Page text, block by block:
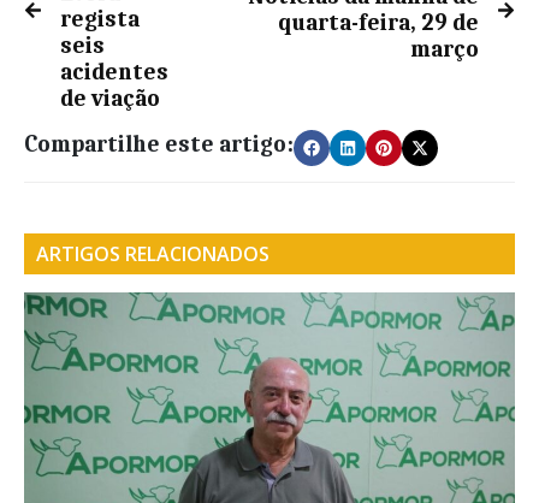
regista
seis
acidentes
de viação
quarta-feira, 29 de
março
Compartilhe este artigo:
ARTIGOS RELACIONADOS